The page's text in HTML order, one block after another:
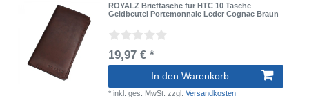
ROYALZ Brieftasche für HTC 10 Tasche
Geldbeutel Portemonnaie Leder Cognac Braun
19,97 € *
In den Warenkorb
*inkl. ges. MwSt. zzgl.Versandkosten